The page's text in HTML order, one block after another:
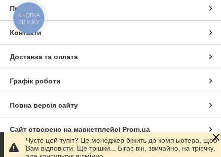
Про нас
Контакти
Доставка та оплата
Графік роботи
Повна версія сайту
Сайт створено на маркетплейсі Prom.ua
Політика конфіденційності
Чуєте цей тупіт? Це менеджер біжить до комп'ьютера, щоб
Вам відповісти. Ще трішки... Бігає він, звичайно, на трієчку,
КНОПКА
ЗВ'ЯЗКУ